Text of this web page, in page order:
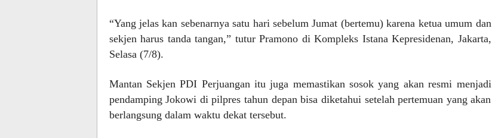
“Yang jelas kan sebenarnya satu hari sebelum Jumat (bertemu) karena ketua umum dan
sekjen harus tanda tangan,” tutur Pramono di Kompleks Istana Kepresidenan, Jakarta,
Selasa (7/8).
Mantan Sekjen PDI Perjuangan itu juga memastikan sosok yang akan resmi menjadi
pendamping Jokowi di pilpres tahun depan bisa diketahui setelah pertemuan yang akan
berlangsung dalam waktu dekat tersebut.